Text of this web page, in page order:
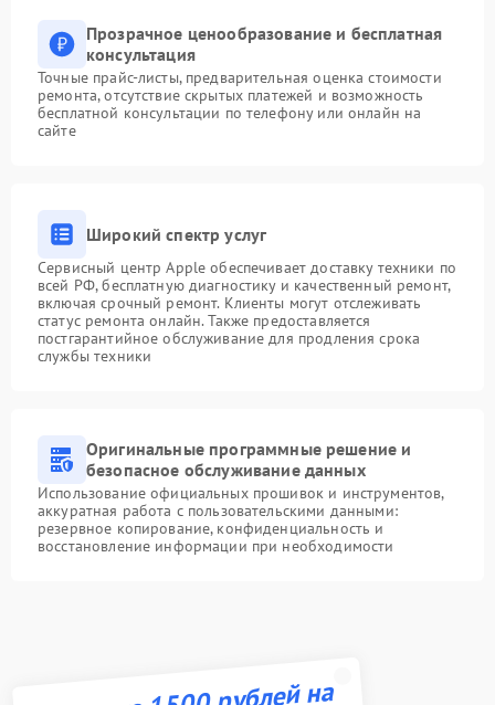
Прозрачное ценообразование и бесплатная
консультация
Точные прайс-листы, предварительная оценка стоимости
ремонта, отсутствие скрытых платежей и возможность
бесплатной консультации по телефону или онлайн на
сайте
Широкий спектр услуг
Сервисный центр Apple обеспечивает доставку техники по
всей РФ, бесплатную диагностику и качественный ремонт,
включая срочный ремонт. Клиенты могут отслеживать
статус ремонта онлайн. Также предоставляется
постгарантийное обслуживание для продления срока
службы техники
Оригинальные программные решение и
безопасное обслуживание данных
Использование официальных прошивок и инструментов,
аккуратная работа с пользовательскими данными:
резервное копирование, конфиденциальность и
восстановление информации при необходимости